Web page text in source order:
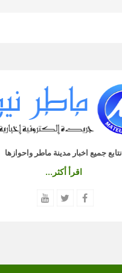
نتابع جميع اخبار مدينة ماطر واحوازها
اقرأ أكثر...